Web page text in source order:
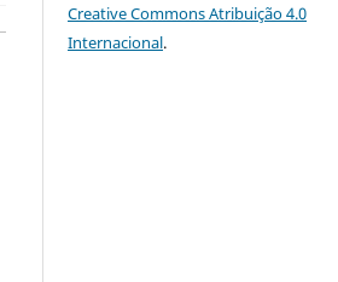
Creative Commons Atribuição 4.0
Internacional.